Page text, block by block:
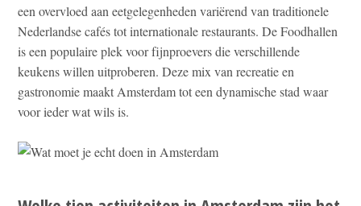
een overvloed aan eetgelegenheden variërend van traditionele
Nederlandse cafés tot internationale restaurants. De Foodhallen
is een populaire plek voor fijnproevers die verschillende
keukens willen uitproberen. Deze mix van recreatie en
gastronomie maakt Amsterdam tot een dynamische stad waar
voor ieder wat wils is.